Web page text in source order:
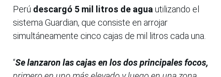
Perú descargó 5 mil litros de agua utilizando el
sistema Guardian, que consiste en arrojar
simultáneamente cinco cajas de mil litros cada una.
“Se lanzaron las cajas en los dos principales focos,